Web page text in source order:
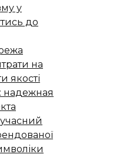
у
до
на
якості
надежная